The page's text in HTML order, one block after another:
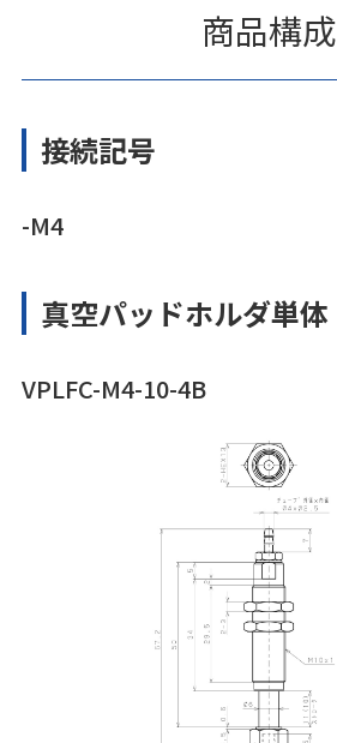
商品構成
接続記号
-M4
真空パッドホルダ単体
VPLFC-M4-10-4B